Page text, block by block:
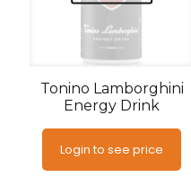
Tonino Lamborghini
Energy Drink
Login to see price